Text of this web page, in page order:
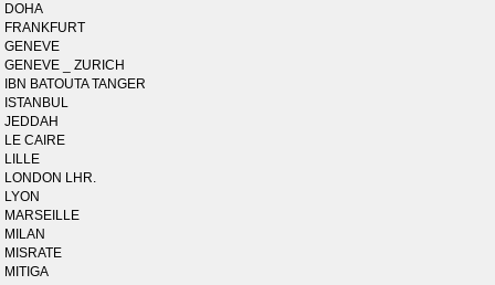
DOHA
FRANKFURT
GENEVE
GENEVE _ ZURICH
IBN BATOUTA TANGER
ISTANBUL
JEDDAH
LE CAIRE
LILLE
LONDON LHR.
LYON
MARSEILLE
MILAN
MISRATE
MITIGA